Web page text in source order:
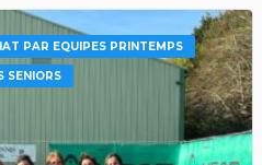
PAR EQUIPES PRINTEMPS
SENIORS